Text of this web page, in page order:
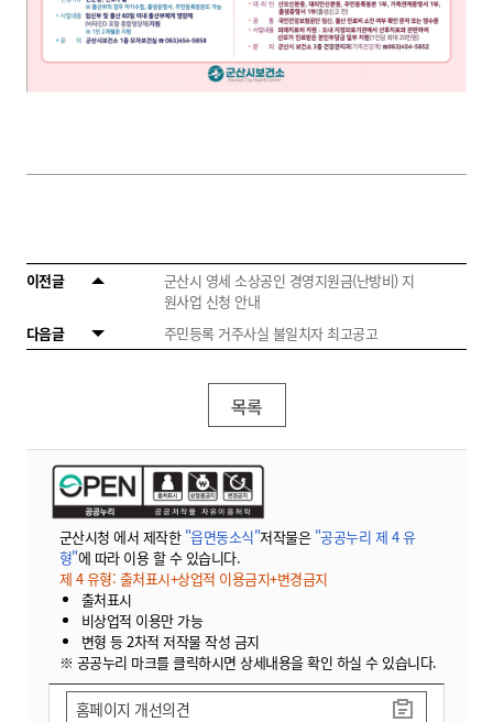
이전글
군산시 영세 소상공인 경영지원금(난방비) 지
원사업 신청 안내
다음글
주민등록 거주사실 불일치자 최고공고
목록
군산시청 에서 제작한 "읍면동소식"저작물은 "공공누리 제 4 유
형"에 따라 이용 할 수 있습니다.
제 4 유형: 출처표시+상업적 이용금지+변경금지
출처표시
비상업적 이용만 가능
변형 등 2차적 저작물 작성 금지
※ 공공누리 마크를 클릭하시면 상세내용을 확인 하실 수 있습니다.
홈페이지 개선의견